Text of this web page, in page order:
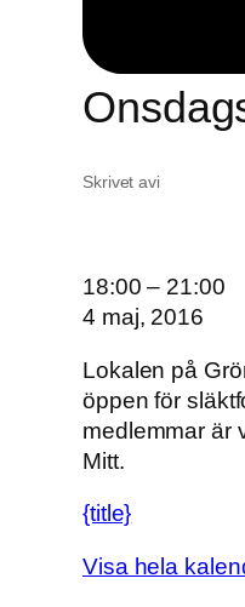
Skrivet avi
O
n
d
a
g
s
p
p
18:00 – 21:00
4 maj, 2016
Lokalen på
öppen för
medlemmar är
Mitt.
{title}
Visa hela